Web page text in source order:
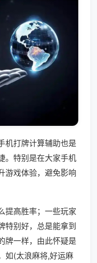
机打牌计算辅助也是
。特别是在大家手机
游戏体验，避免影响
提高胜率；一些玩家
特别好，总是能拿到
牌一样，由此怀疑是
如(太浪麻将,好运麻